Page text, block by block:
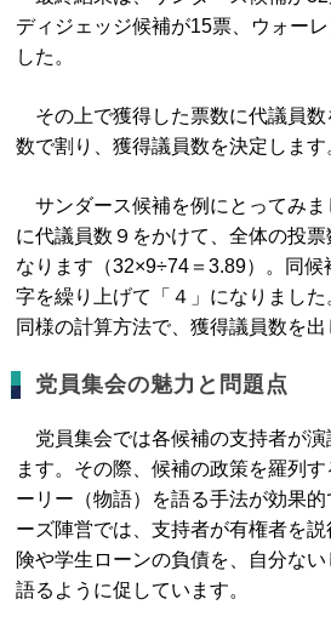
ディジェッジ候補が15票、ウォー
した。
その上で獲得した票数に代議員数
数で割り、獲得議員数を決定します
サンダース候補を例にとってみま
に代議員数９をかけて、全体の投
なります（32×9÷74＝3.89）。同候
字を繰り上げて「４」になりまし
同様の計算方法で、獲得議員数を出
党員集会の魅力と問題点
党員集会では各候補の支持者が演
ます。その際、候補の政策を羅列
ーリー（物語）を語る手法が効果
ーズ陣営では、支持者が有権者を
険や学生ローンの負債を、自分な
語るように促しています。